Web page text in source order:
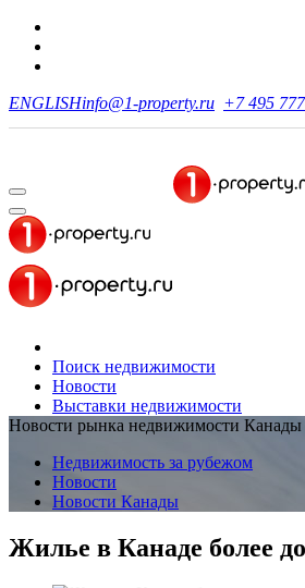
ENGLISHinfo@1-property.ru +7 495
Поиск недвижимости
Новости
Выставки недвижимости
Новости рынка недвижимости Канады
Недвижимость за рубежом
Новости
Новости Канады
Жилье в Канаде более